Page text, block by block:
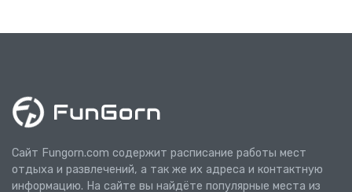
Сайт Fungorn.com содержит расписание работы мест
отдыха и развлечений, а так же их адреса и контактную
информацию. На сайте вы найдёте популярные места из